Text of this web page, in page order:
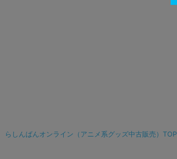
らしんばんオンライン（アニメ系グッズ中古販売）TOP